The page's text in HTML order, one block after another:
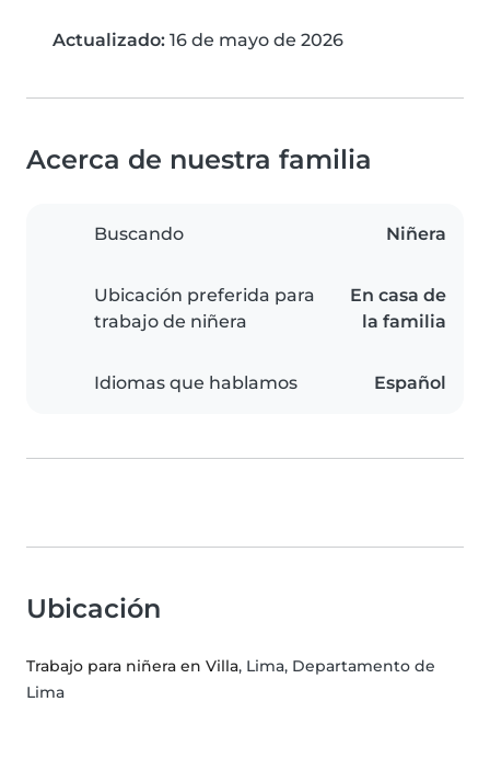
Actualizado: 16 de mayo de 2026
Acerca de nuestra familia
Buscando Niñera
Ubicación preferida para
trabajo de niñera
En casa de
la familia
Idiomas que hablamos Español
Ubicación
Trabajo para niñera en Villa, Lima, Departamento de
Lima